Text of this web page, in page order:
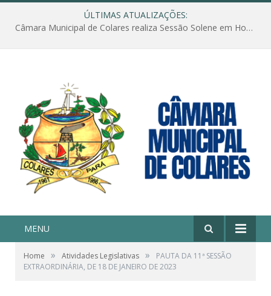
ÚLTIMAS ATUALIZAÇÕES:
Câmara Municipal de Colares realiza Sessão Solene em Homenagem ao Dia das Mães
MENU
Home » Atividades Legislativas »
PAUTA DA 11ª SESSÃO
EXTRAORDINÁRIA, DE 18 DE JANEIRO DE 2023